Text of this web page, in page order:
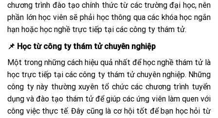
chương trình đào tạo chính thức từ các trường đại học, nên
phần lớn học viên sẽ phải học thông qua các khóa học ngắn
hạn hoặc học nghề trực tiếp tại các công ty thám tử.
📌 Học từ công ty thám tử chuyên nghiệp
Một trong những cách hiệu quả nhất để học nghề thám tử là
học trực tiếp tại các công ty thám tử chuyên nghiệp. Những
công ty này thường xuyên tổ chức các chương trình tuyển
dụng và đào tạo thám tử để giúp các ứng viên làm quen với
công việc thực tế. Đây cũng là cơ hội tốt để bạn học hỏi từ